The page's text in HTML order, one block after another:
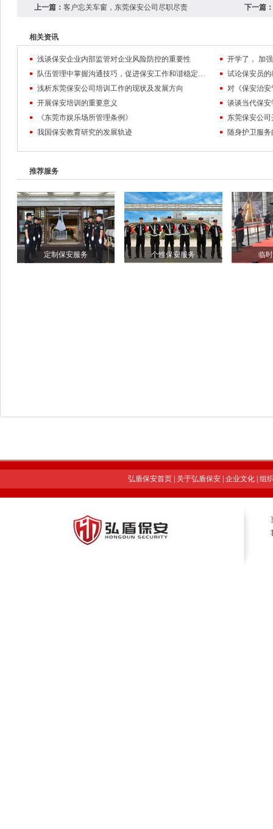
上一篇： 客户忘关车窗，东莞保安公司尽职尽责 下一篇：
相关资讯
浅谈保安企业内部监管对企业风险防控的重要性
队伍管理中掌握沟通技巧，促进保安工作和谐稳定发展
试论保安员
浅析东莞保安公司培训工作的现状及发展方向
对《保安治
开展保安培训的重要意义
谈谈当代保
《东莞市娱乐场所管理条例》
东莞保安公
我国保安教育研究的发展轨迹
随身护卫服
推荐服务
定制保安服务 个性保安服务 临
弘盾保安首页| 关于弘盾保安| 企业文化| 组